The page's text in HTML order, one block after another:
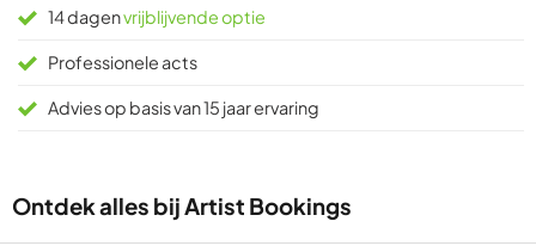
14 dagenvrijblijvende optie
Professionele acts
Advies op basis van 15 jaar ervaring
Ontdek alles bij Artist Bookings